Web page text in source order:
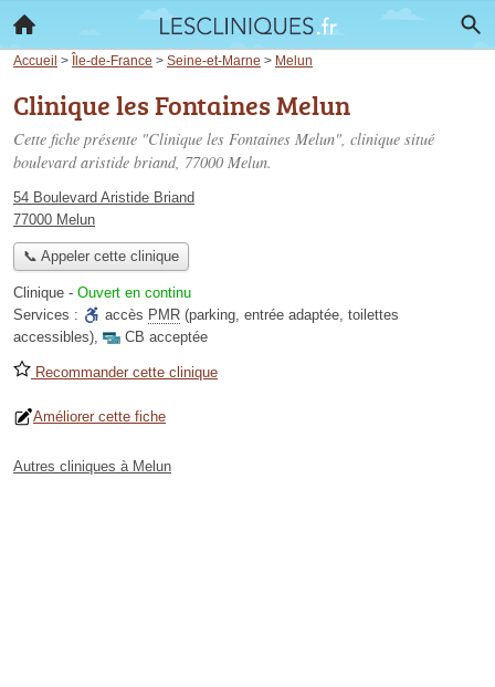
Accueil > Île-de-France > Seine-et-Marne > Melun
Clinique les Fontaines Melun
Cette fiche présente "Clinique les Fontaines Melun", clinique situé
boulevard aristide briand, 77000 Melun.
54 Boulevard Aristide Briand
77000 Melun
📞 Appeler cette clinique
Clinique - Ouvert en continu
Services :
accès PMR (parking, entrée adaptée, toilettes
accessibles), CB acceptée
Recommander cette clinique
Améliorer cette fiche
Autres cliniques à Melun